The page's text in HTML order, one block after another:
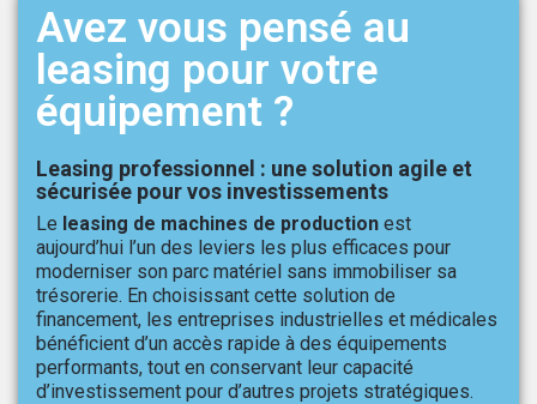
Avez vous pensé au
leasing pour votre
équipement ?
Leasing professionnel : une solution agile et
sécurisée pour vos investissements
Le leasing de machines de production est
aujourd’hui l’un des leviers les plus efficaces pour
moderniser son parc matériel sans immobiliser sa
trésorerie. En choisissant cette solution de
financement, les entreprises industrielles et médicales
bénéficient d’un accès rapide à des équipements
performants, tout en conservant leur capacité
d’investissement pour d’autres projets stratégiques.